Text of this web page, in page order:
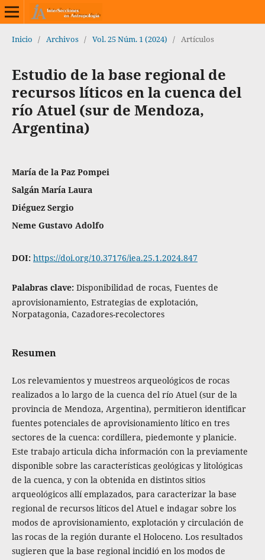
Inicio / Archivos / Vol. 25 Núm. 1 (2024) / Artículos
Estudio de la base regional de
recursos líticos en la cuenca del
río Atuel (sur de Mendoza,
Argentina)
María de la Paz Pompei
Salgán María Laura
Diéguez Sergio
Neme Gustavo Adolfo
DOI: https://doi.org/10.37176/iea.25.1.2024.847
Palabras clave: Disponibilidad de rocas, Fuentes de
aprovisionamiento, Estrategias de explotación,
Norpatagonia, Cazadores-recolectores
Resumen
Los relevamientos y muestreos arqueológicos de rocas
realizados a lo largo de la cuenca del río Atuel (sur de la
provincia de Mendoza, Argentina), permitieron identificar
fuentes potenciales de aprovisionamiento lítico en tres
sectores de la cuenca: cordillera, piedemonte y planicie.
Este trabajo articula dicha información con la previamente
disponible sobre las características geológicas y litológicas
de la cuenca, y con la obtenida en distintos sitios
arqueológicos allí emplazados, para caracterizar la base
regional de recursos líticos del Atuel e indagar sobre los
modos de aprovisionamiento, explotación y circulación de
las rocas de la región durante el Holoceno. Los resultados
sugieren que la base regional incidió en los modos de